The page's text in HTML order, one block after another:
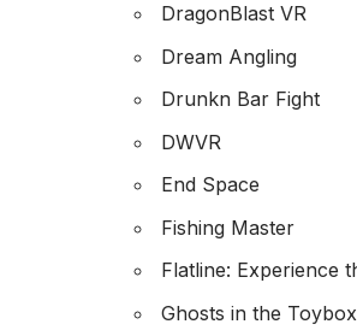
DragonBlast VR
Dream Angling
Drunkn Bar Fight
DWVR
End Space
Fishing Master
Flatline: Experience
Ghosts in the Toybox